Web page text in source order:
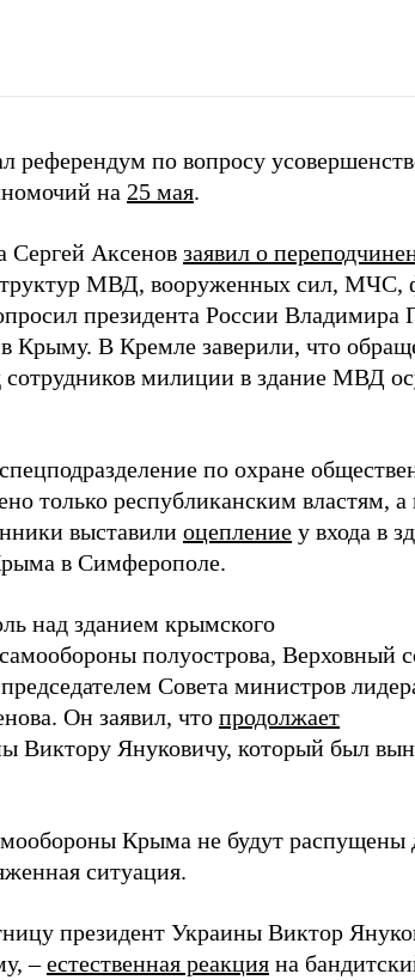
референдум по вопросу
на 25 мая.
Сергей Аксенов заявил о
МВД, вооруженных сил, МЧС,
президента России Владимира
Крыму. В Кремле заверили, что
сотрудников милиции в здание МВД
спецподразделение по охране
только республиканским властям,
выставили оцепление у входа в
в Симферополе.
над зданием крымского
полуострова, Верховный
председателем Совета министров
Он заявил, что продолжает
Виктору Януковичу, который был
Крыма не будут распущены
ситуация.
президент Украины Виктор
–естественная реакция на